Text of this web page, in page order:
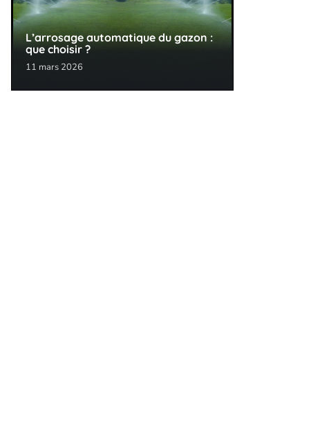
L’arrosage automatique du gazon :
que choisir ?
11 mars 2026